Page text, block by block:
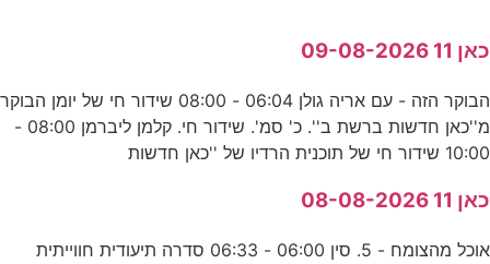
כאן 11 09-08-2026
הבוקר הזה - עם אריה גולן 06:04 - 08:00 שידור חי של יומן הבוקר
מ''כאן חדשות ברשת ב''. כ' סמ'. שידור חי. קלמן ליברמן 08:00 -
10:00 שידור חי של תוכנית הרדיו של ''כאן חדשות
כאן 11 08-08-2026
אוכל מהצומח - 5. סין 06:00 - 06:33 סדרה תיעודית חווייתית